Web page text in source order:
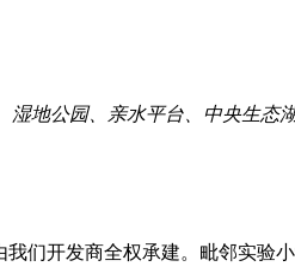
地公园、亲水平台、中央生态
们开发商全权承建。毗邻实验